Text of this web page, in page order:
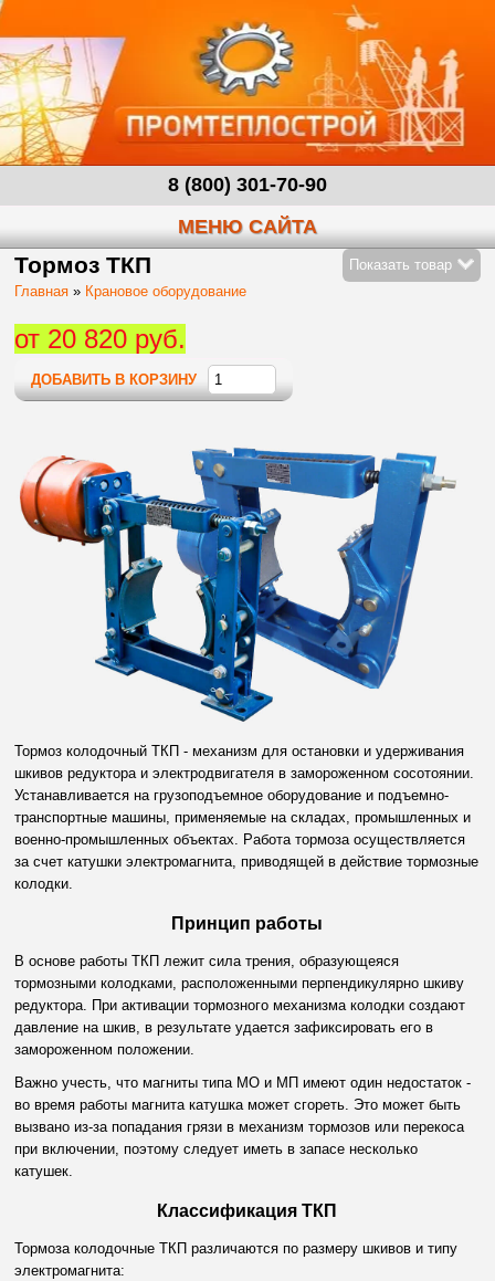
8 (800) 301-70-90
МЕНЮ САЙТА
Тормоз ТКП
Показать товар
Главная » Крановое оборудование
от 20 820 руб.
ДОБАВИТЬ В КОРЗИНУ
Тормоз колодочный ТКП - механизм для остановки и удерживания
шкивов редуктора и электродвигателя в замороженном сосотоянии.
Устанавливается на грузоподъемное оборудование и подъемно-
транспортные машины, применяемые на складах, промышленных и
военно-промышленных объектах. Работа тормоза осуществляется
за счет катушки электромагнита, приводящей в действие тормозные
колодки.
Принцип работы
В основе работы ТКП лежит сила трения, образующеяся
тормозными колодками, расположенными перпендикулярно шкиву
редуктора. При активации тормозного механизма колодки создают
давление на шкив, в результате удается зафиксировать его в
замороженном положении.
Важно учесть, что магниты типа МО и МП имеют один недостаток -
во время работы магнита катушка может сгореть. Это может быть
вызвано из-за попадания грязи в механизм тормозов или перекоса
при включении, поэтому следует иметь в запасе несколько
катушек.
Классификация ТКП
Тормоза колодочные ТКП различаются по размеру шкивов и типу
электромагнита: